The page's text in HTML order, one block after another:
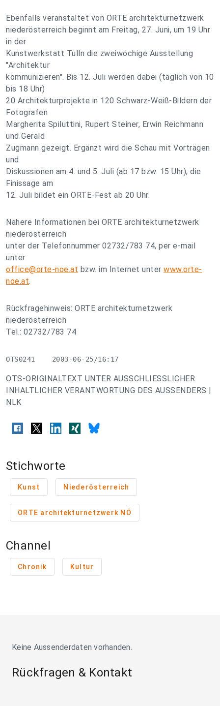
Ebenfalls veranstaltet von ORTE architekturnetzwerk
niederösterreich beginnt am Freitag, 27. Juni, um 19 Uhr
in der
Kunstwerkstatt Tulln die zweiwöchige Ausstellung
"Architektur
kommunizieren". Bis 12. Juli werden dabei (täglich von 10
bis 18 Uhr)
20 Architekturprojekte in 120 Schwarz-Weiß-Bildern der
Fotografen
Margherita Spiluttini, Rupert Steiner, Erwin Reichmann
und Gerald
Zugmann gezeigt. Ergänzt wird die Schau mit Vorträgen
und
Diskussionen am 4. und 5. Juli (ab 17 bzw. 15 Uhr), die
Finissage am
12. Juli bildet ein ORTE-Fest ab 20 Uhr.
Nähere Informationen bei ORTE architekturnetzwerk
niederösterreich
unter der Telefonnummer 02732/783 74, per e-mail
unter
office@orte-noe.at bzw. im Internet unter www.orte-
noe.at.
Rückfragehinweis: ORTE architekturnetzwerk
niederösterreich
Tel.: 02732/783 74
OTS0241    2003-06-25/16:17
OTS-ORIGINALTEXT UNTER AUSSCHLIESSLICHER
INHALTLICHER VERANTWORTUNG DES AUSSENDERS |
NLK
Stichworte
Kunst Niederösterreich
ORTE architekturnetzwerk NÖ
Channel
Chronik Kultur
Keine Aussenderdaten vorhanden.
Rückfragen & Kontakt